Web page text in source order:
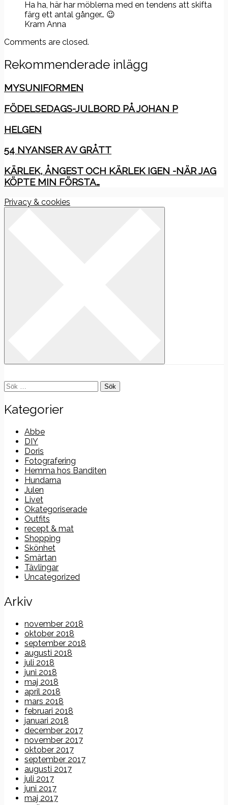
Ha ha, här har möblerna med en tendens att skifta
färg ett antal gånger… 😉
Kram Anna
Comments are closed.
Rekommenderade inlägg
MYSUNIFORMEN
FÖDELSEDAGS-JULBORD PÅ JOHAN P
HELGEN
54 NYANSER AV GRÅTT
KÄRLEK, ÅNGEST OCH KÄRLEK IGEN -NÄR JAG
KÖPTE MIN FÖRSTA…
Privacy & cookies
Sök
Kategorier
Abbe
DIY
Doris
Fotografering
Hemma hos Banditen
Hundarna
Julen
Livet
Okategoriserade
Outfits
recept & mat
Shopping
Skönhet
Smärtan
Tävlingar
Uncategorized
Arkiv
november 2018
oktober 2018
september 2018
augusti 2018
juli 2018
juni 2018
maj 2018
april 2018
mars 2018
februari 2018
januari 2018
december 2017
november 2017
oktober 2017
september 2017
augusti 2017
juli 2017
juni 2017
maj 2017